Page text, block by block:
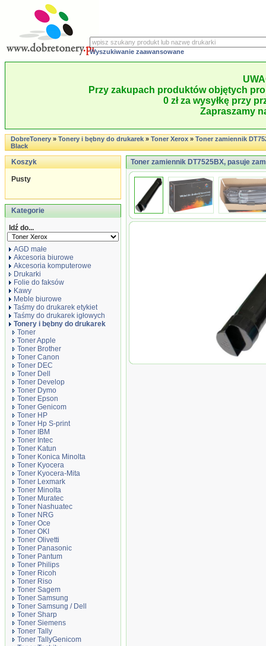
Wyszukiwanie zaawansowane
Przy zakupach produktów objętych
0 zł za wysyłkę przy
Zapraszamy
DobreTonery»Tonery i bębny do drukarek»Toner Xerox»Toner zamiennik
Black
Koszyk
Pusty
Kategorie
Idź do...
AGD małe
Akcesoria biurowe
Akcesoria komputerowe
Drukarki
Folie do faksów
Kawy
Meble biurowe
Taśmy do drukarek etykiet
Taśmy do drukarek igłowych
Tonery i bębny do drukarek
Toner
Toner Apple
Toner Brother
Toner Canon
Toner DEC
Toner Dell
Toner Develop
Toner Dymo
Toner Epson
Toner Genicom
Toner HP
Toner Hp S-print
Toner IBM
Toner Intec
Toner Katun
Toner Konica Minolta
Toner Kyocera
Toner Kyocera-Mita
Toner Lexmark
Toner Minolta
Toner Muratec
Toner Nashuatec
Toner NRG
Toner Oce
Toner OKI
Toner Olivetti
Toner Panasonic
Toner Pantum
Toner Philips
Toner Ricoh
Toner Riso
Toner Sagem
Toner Samsung
Toner Samsung / Dell
Toner Sharp
Toner Siemens
Toner Tally
Toner TallyGenicom
Toner zamiennik DT7525BX, pasuje
Toner